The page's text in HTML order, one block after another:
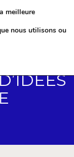
meilleure
nous utilisons ou